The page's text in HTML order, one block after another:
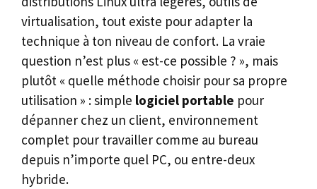
virtualisation, tout existe pour adapter la
technique à ton niveau de confort. La vraie
question n’est plus « est-ce possible ? », mais
plutôt « quelle méthode choisir pour sa propre
utilisation » : simple logiciel portable pour
dépanner chez un client, environnement
complet pour travailler comme au bureau
depuis n’importe quel PC, ou entre-deux
hybride.